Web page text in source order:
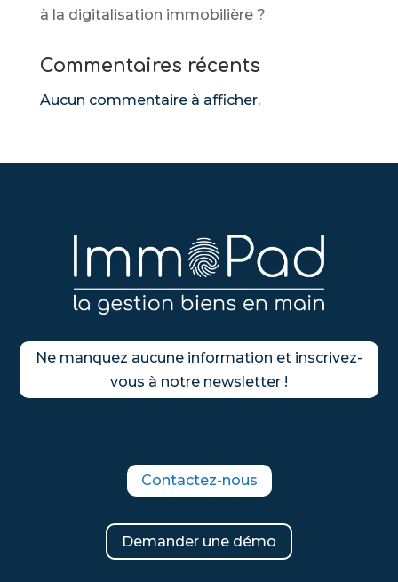
à la digitalisation immobilière ?
Commentaires récents
Aucun commentaire à afficher.
Ne manquez aucune information et inscrivez-
vous à notre newsletter !
Contactez-nous
Demander une démo